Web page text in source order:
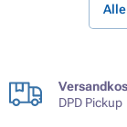
Alle
DPD Pickup